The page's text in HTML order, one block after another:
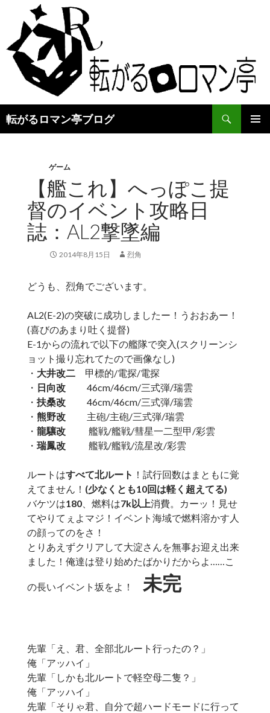
転がるロマン亭ブログ
検
索
ゲーム
【艦これ】へっぽこ提
督のイベント攻略日
誌：AL2撃墜編
2014年8月15日 烈角
どうも、烈角でございます。
AL2(E-2)の突破に成功しましたー！うおおあー！
(喜びのあまり吐く提督)
E-1からの流れで以下の艦隊で突入(スクリーンシ
ョット撮り忘れてたので画像なし)
・ 大井改二甲標的/電探/電探
・ 日向改 46cm/46cm/三式弾/瑞雲
・ 扶桑改 46cm/46cm/三式弾/瑞雲
・ 熊野改 主砲/主砲/三式弾/瑞雲
・ 龍驤改艦戦/艦戦/彗星一二型甲/彩雲
・ 瑞鳳改艦戦/艦戦/流星改/彩雲
ルートはすべて北ルート ！試行回数はまともに覚
えてません！ (少なくとも10回は軽く超えてる)
バケツは180、燃料は7k以上消費。カーッ！見せ
てやりてぇよマジ！イベント海域で燃料溶かす人
の顔ってのをさ！
とりあえずクリアして大淀さんを無事お迎え出来
ました！俺達は登り始めたばかりだからよ……こ
の長いイベント坂をよ！ 未完
先輩「え、君、全部北ルート行ったの？」
俺「アッハイ」
先輩「しかも北ルートで軽空母二隻？」
俺「アッハイ」
先輩「そりゃ君、自分で超ハードモードに行って